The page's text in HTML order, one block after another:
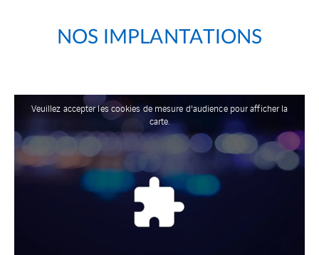
NOS IMPLANTATIONS
Veuillez accepter les cookies de mesure d'audience pour afficher la
carte.